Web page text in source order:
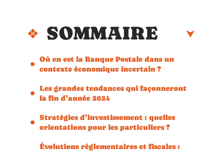
SOMMAIRE
Où en est la Banque Postale dans un
contexte économique incertain ?
Les grandes tendances qui façonneront
la fin d’année 2024
Stratégies d’investissement : quelles
orientations pour les particuliers ?
Évolutions réglementaires et fiscales :